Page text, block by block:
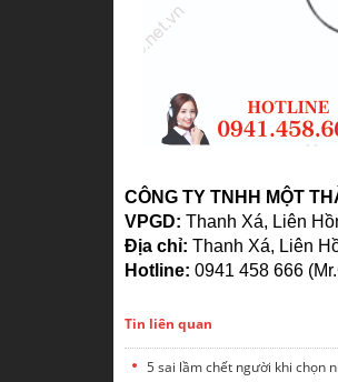
CÔNG TY TNHH MỘT
VPGD: Thanh Xá, Liên
Địa chỉ: Thanh Xá, Liên
Hotline: 0941 458 666
Tin liên quan
5 sai lầm chết người khi chọn